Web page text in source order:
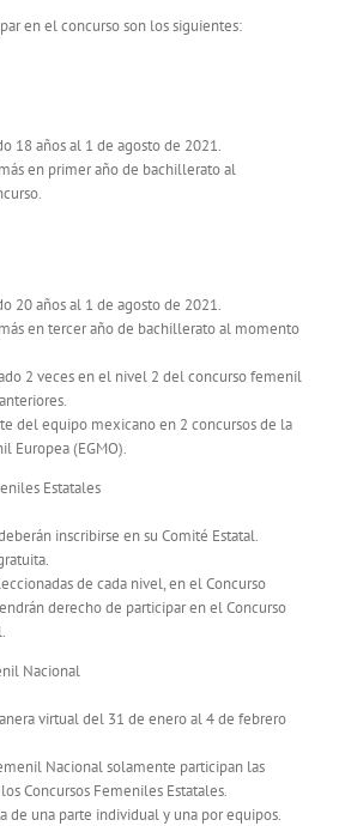
en el concurso son los siguientes:
18 años al 1 de agosto de 2021.
en primer año de bachillerato al
20 años al 1 de agosto de 2021.
en tercer año de bachillerato al momento
2 veces en el nivel 2 del concurso femenil
del equipo mexicano en 2 concursos de la
Europea (EGMO).
Estatales
inscribirse en su Comité Estatal.
de cada nivel, en el Concurso
derecho de participar en el Concurso
Nacional
virtual del 31 de enero al 4 de febrero
Nacional solamente participan las
Concursos Femeniles Estatales.
de una parte individual y una por equipos.